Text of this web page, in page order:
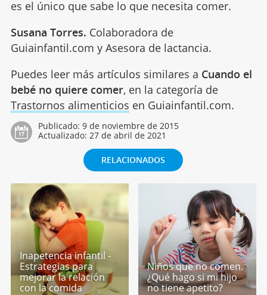
es el único que sabe lo que necesita comer.
Susana Torres. Colaboradora de
Guiainfantil.com y Asesora de lactancia.
Puedes leer más artículos similares a Cuando el
bebé no quiere comer, en la categoría de
Trastornos alimenticios en Guiainfantil.com.
Publicado: 9 de noviembre de 2015
Actualizado: 27 de abril de 2021
RELACIONADOS
Inapetencia infantil -
Estrategias para
mejorar la relación
con la comida
Niños que no comen.
¿Qué hago si mi hijo
no tiene apetito?